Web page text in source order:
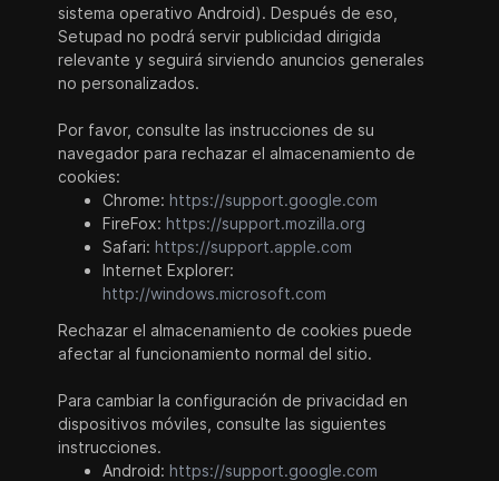
sistema operativo Android). Después de eso,
Setupad no podrá servir publicidad dirigida
relevante y seguirá sirviendo anuncios generales
no personalizados.
Por favor, consulte las instrucciones de su
navegador para rechazar el almacenamiento de
cookies:
Chrome:https://support.google.com
FireFox:https://support.mozilla.org
Safari:https://support.apple.com
Internet Explorer:
http://windows.microsoft.com
Rechazar el almacenamiento de cookies puede
afectar al funcionamiento normal del sitio.
Para cambiar la configuración de privacidad en
dispositivos móviles, consulte las siguientes
instrucciones.
Android:https://support.google.com